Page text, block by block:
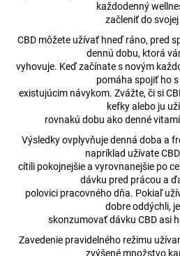
každodenný
začleniť do
CBD môžete užívať hneď ráno, pred
dennú dobu, ktorá
vyhovuje. Keď začínate s novým
pomáha spojiť ho
existujúcim návykom. Zvážte, či si
kefky alebo ju
rovnakú dobu ako denné
Výsledky ovplyvňuje denná doba a
napríklad užívate
cítili pokojnejšie a vyrovnanejšie po
dávku pred prácou a
polovici pracovného dňa. Pokiaľ
dobre oddýchli,
skonzumovať dávku CBD asi
Zavedenie pravidelného režimu
zvýšené množstvo